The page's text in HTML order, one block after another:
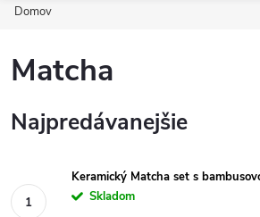
Domov
Matcha
Najpredávanejšie
Keramický Matcha set s
Skladom